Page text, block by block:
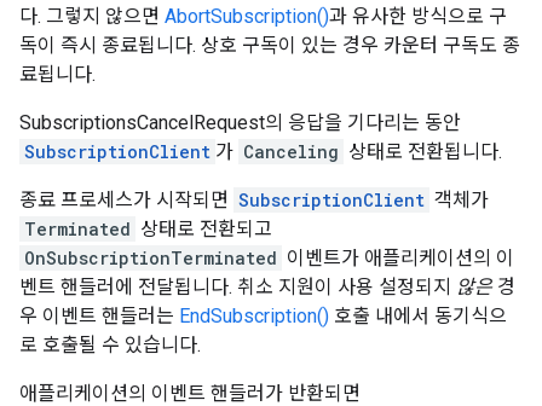
다. 그렇지 않으면 AbortSubscription()과 유사한 방식으로 구
독이 즉시 종료됩니다. 상호 구독이 있는 경우 카운터 구독도 종
료됩니다.
SubscriptionsCancelRequest의 응답을 기다리는 동안
SubscriptionClient 가 Canceling 상태로 전환됩니다.
종료 프로세스가 시작되면 SubscriptionClient 객체가
Terminated 상태로 전환되고
OnSubscriptionTerminated 이벤트가 애플리케이션의 이
벤트 핸들러에 전달됩니다. 취소 지원이 사용 설정되지 않은경
우 이벤트 핸들러는 EndSubscription() 호출 내에서 동기식으
로 호출될 수 있습니다.
애플리케이션의 이벤트 핸들러가 반환되면